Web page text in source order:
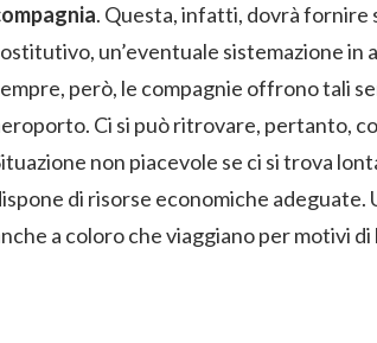
. Questa, infatti, dovrà fornire
un’eventuale sistemazione in
però, le compagnie offrono tali
Ci si può ritrovare, pertanto,
non piacevole se ci si trova
di risorse economiche
a coloro che viaggiano per motivi